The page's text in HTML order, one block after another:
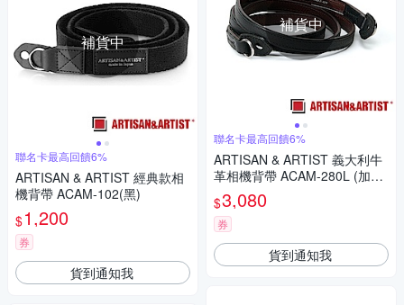
補貨中
聯名卡最高回饋6%
ARTISAN & ARTIST 經典款相
機背帶 ACAM-102(黑)
$1,200
券
貨到通知我
補貨中
聯名卡最高回饋6%
ARTISAN & ARTIST 義大利牛
革相機背帶 ACAM-280L (加長
版/黑)
$3,080
券
貨到通知我